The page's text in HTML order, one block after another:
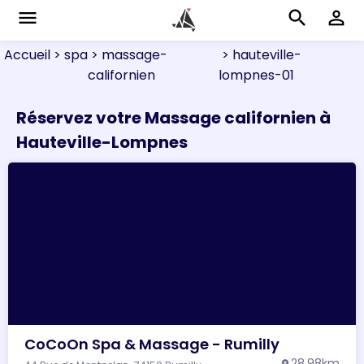
menu search perm_identity
Accueil > spa > massage-
californien
> hauteville-
lompnes-01
Réservez votre Massage californien à
Hauteville-Lompnes
CoCoOn Spa & Massage - Rumilly